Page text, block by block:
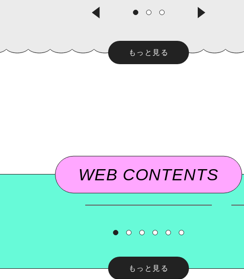
ナオミ・リンコン・ガ
ト・トーク
ナオミ・リンコン・ガヤルド／
橋本梓
もっと見る
WEB CONTENTS
もっと見る